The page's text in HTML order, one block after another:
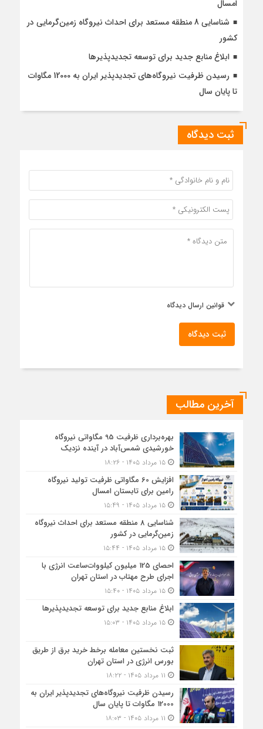
امسال
شناسایی 8 منطقه مستعد برای احداث نیروگاه زمین‌گرمایی در
کشور
ابلاغ منابع جدید برای توسعه تجدیدپذیرها
رسیدن ظرفیت نیروگاه‌های تجدیدپذیر ایران به 12000 مگاوات
تا پایان سال
ثبت دیدگاه
قوانین ارسال دیدگاه
ثبت دیدگاه
آخرین مطالب
بهره‌برداری ظرفیت 95 مگاواتی نیروگاه
خورشیدی شمس‌آباد در آینده نزدیک
۱۵ مرداد ۱۴۰۵ - ۱۸:۲۶
افزایش 60 مگاواتی ظرفیت تولید نیروگاه
رامین برای تابستان امسال
۱۵ مرداد ۱۴۰۵ - ۱۵:۴۹
شناسایی 8 منطقه مستعد برای احداث نیروگاه
زمین‌گرمایی در کشور
۱۵ مرداد ۱۴۰۵ - ۱۵:۴۴
احصای 125 میلیون کیلووات‌ساعت انرژی با
اجرای طرح مهتاب در استان تهران
۱۵ مرداد ۱۴۰۵ - ۱۵:۴۰
ابلاغ منابع جدید برای توسعه تجدیدپذیرها
۱۵ مرداد ۱۴۰۵ - ۱۵:۰۳
ثبت نخستین معامله برخط خرید برق از طریق
بورس انرژی در استان تهران
رسیدن ظرفیت نیروگاه‌های تجدیدپذیر ایران به
12000 مگاوات تا پایان سال